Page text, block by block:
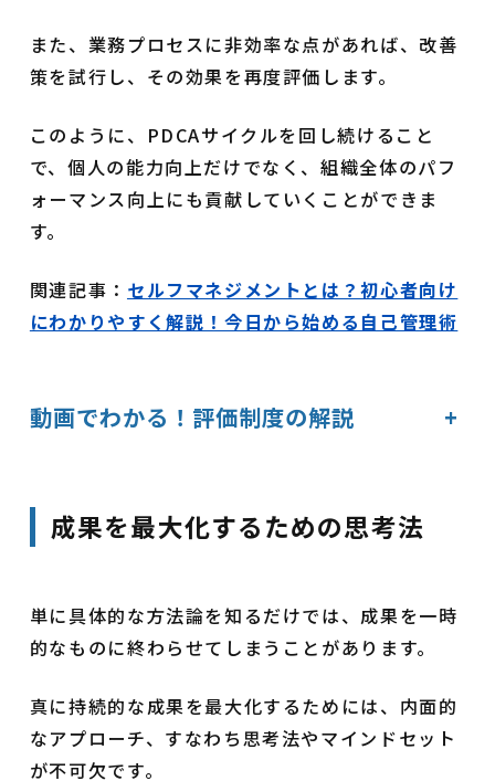
また、業務プロセスに非効率な点があれば、改善
策を試行し、その効果を再度評価します。
このように、PDCAサイクルを回し続けること
で、個人の能力向上だけでなく、組織全体のパフ
ォーマンス向上にも貢献していくことができま
す。
関連記事： セルフマネジメントとは？初心者向け
にわかりやすく解説！今日から始める自己管理術
動画でわかる！評価制度の解説 +
成果を最大化するための思考法
単に具体的な方法論を知るだけでは、成果を一時
的なものに終わらせてしまうことがあります。
真に持続的な成果を最大化するためには、内面的
なアプローチ、すなわち思考法やマインドセット
が不可欠です。